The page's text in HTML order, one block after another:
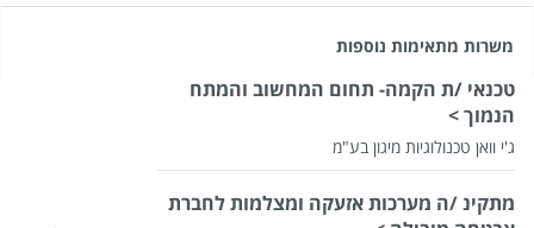
משרות מתאימות נוספות
טכנאי /ת הקמה- תחום המחשוב והמתח
הנמוך >
ג'י וואן טכנולוגיות מיגון בע"מ
מתקינ /ה מערכות אזעקה ומצלמות לחברת